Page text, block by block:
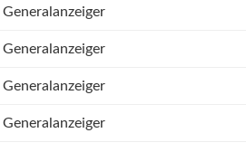
Generalanzeiger
Generalanzeiger
Generalanzeiger
Generalanzeiger